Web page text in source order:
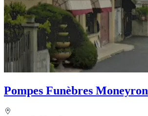
Pompes Funèbres Moneyron